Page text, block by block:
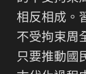
相反相成。
不受拘束周
只要推動國